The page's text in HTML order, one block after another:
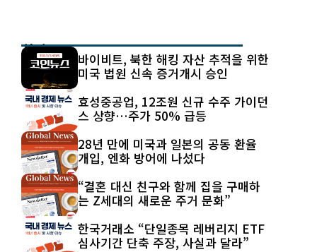
최신 글
바이비트, 북한 해킹 자산 추적을 위한
미국 법원 신속 증거개시 승인
효성중공업, 12조원 신규 수주 가이던
스 상향…주가 50% 급등
28년 만에 미국과 일본의 공동 환율
개입, 엔화 방어에 나섰다
“결혼 대신 친구와 함께 집을 구매하
는 Z세대의 새로운 주거 문화”
한국거래소 “단일종목 레버리지 ETF
심사기간 단축 주장, 사실과 달라”